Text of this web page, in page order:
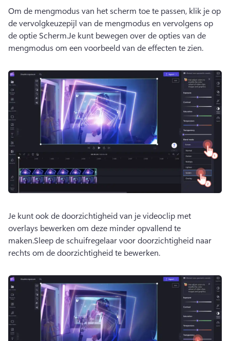
Om de mengmodus van het scherm toe te passen, klik je op
de vervolgkeuzepijl van de mengmodus en vervolgens op
de optie Scherm.Je kunt bewegen over de opties van de
mengmodus om een voorbeeld van de effecten te zien.
Je kunt ook de doorzichtigheid van je videoclip met
overlays bewerken om deze minder opvallend te
maken.Sleep de schuifregelaar voor doorzichtigheid naar
rechts om de doorzichtigheid te bewerken.